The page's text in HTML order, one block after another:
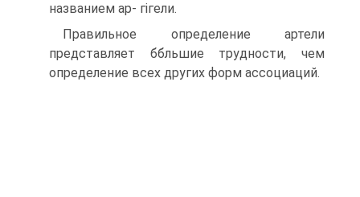
названием ар- гігели.
Правильное определение артели
представляет ббльшие трудности, чем
определение всех других форм ассоциаций.